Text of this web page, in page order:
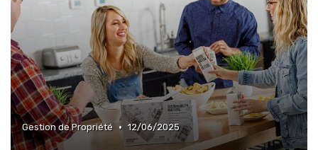
Gestion de Propriété • 12/06/2025